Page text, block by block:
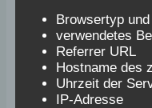
Mit der Benutzung
die Verpflichtung
Browsertyp
verwendetes
Referrer URL
Hostname des
Uhrzeit der
IP-Adresse